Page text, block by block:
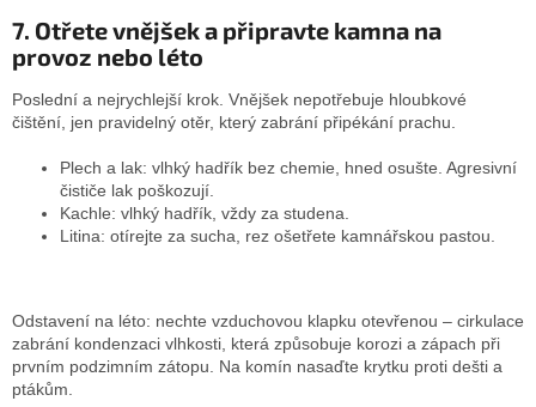
7. Otřete vnějšek a připravte kamna na
provoz nebo léto
Poslední a nejrychlejší krok. Vnějšek nepotřebuje hloubkové
čištění, jen pravidelný otěr, který zabrání připékání prachu.
Plech a lak: vlhký hadřík bez chemie, hned osušte. Agresivní
čističe lak poškozují.
Kachle: vlhký hadřík, vždy za studena.
Litina: otírejte za sucha, rez ošetřete kamnářskou pastou.
Odstavení na léto: nechte vzduchovou klapku otevřenou – cirkulace
zabrání kondenzaci vlhkosti, která způsobuje korozi a zápach při
prvním podzimním zátopu. Na komín nasaďte krytku proti dešti a
ptákům.